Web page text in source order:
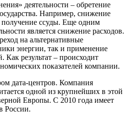
деятельности – обретение
Например, снижение
ссуды. Еще одним
является снижение расходов.
на альтернативные
энергии, так и применение
Как результат – происходит
показателей компании.
дата-центров. Компания
одной из крупнейших в этой
Европы. С 2010 года имеет
России.